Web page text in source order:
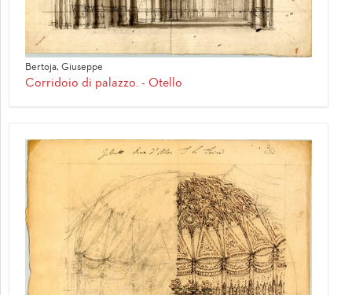
Bertoja, Giuseppe
Corridoio di palazzo. - Otello